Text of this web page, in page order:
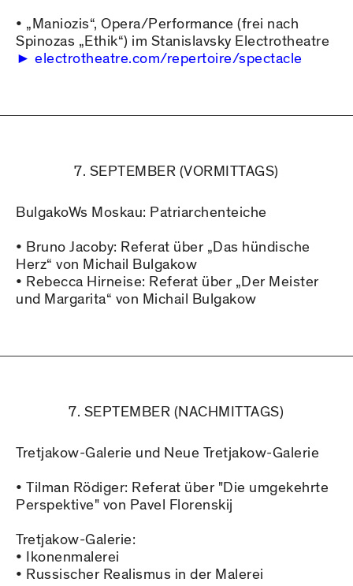
• „Maniozis“, Opera/Performance (frei nach
Spinozas „Ethik“) im Stanislavsky Electrotheatre
electrotheatre.com/repertoire/spectacle
7. SEPTEMBER (VORMITTAGS)
BulgakoWs Moskau: Patriarchenteiche
• Bruno Jacoby: Referat über „Das hündische
Herz“ von Michail Bulgakow
• Rebecca Hirneise: Referat über „Der Meister
und Margarita“ von Michail Bulgakow
7. SEPTEMBER (NACHMITTAGS)
Tretjakow-Galerie und Neue Tretjakow-Galerie
• Tilman Rödiger: Referat über "Die umgekehrte
Perspektive" von Pavel Florenskij
Tretjakow-Galerie:
• Ikonenmalerei
• Russischer Realismus in der Malerei